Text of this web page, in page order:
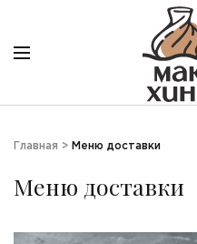
Главная > Меню доставки
Меню доставки